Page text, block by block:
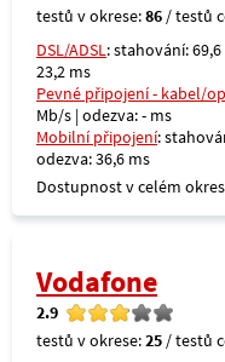
testů v okrese:86 / testů
DSL/ADSL: stahování:
23,2 ms
Pevné připojení - kabel/
Mb/s | odezva: - ms
Mobilní připojení:
odezva: 36,6 ms
Dostupnost v celém
Vodafone
2.9
testů v okrese:25 / testů